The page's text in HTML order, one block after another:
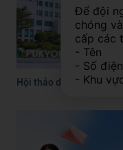
Hội thảo du học Hàn
Để đội
chóng
cấp các
- Tên
- Số
- Khu